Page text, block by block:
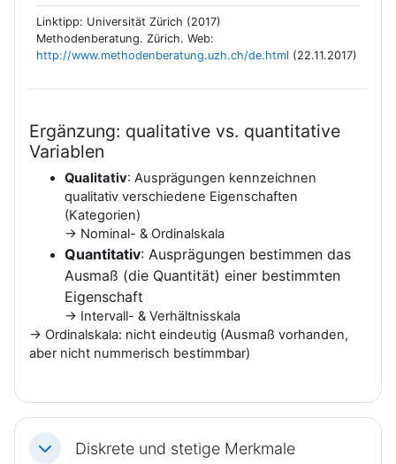
Linktipp: Universität Zürich (2017)
Methodenberatung. Zürich. Web:
http://www.methodenberatung.uzh.ch/de.html (22.11.2017)
Ergänzung: qualitative vs. quantitative
Variablen
Qualitativ: Ausprägungen kennzeichnen
qualitativ verschiedene Eigenschaften
(Kategorien)
→ Nominal- & Ordinalskala
Quantitativ: Ausprägungen bestimmen das
Ausmaß (die Quantität) einer bestimmten
Eigenschaft
→ Intervall- & Verhältnisskala
→ Ordinalskala: nicht eindeutig (Ausmaß vorhanden,
aber nicht nummerisch bestimmbar)
EinklappenDiskrete und stetige Merkmale